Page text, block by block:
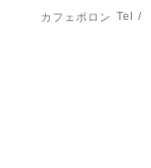
カフェポロン Tel /